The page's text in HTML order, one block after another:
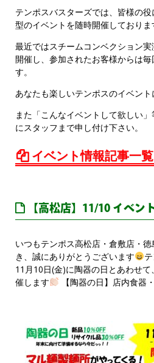
テンポスバスターズでは、皆様の
型のイベントを随時開催しておりま
最近ではスチームコンベクション
開催し、参加されたお客様からは
す。
あなたも楽しいテンポスのイベン
また「こんなイベントして欲しい
にスタッフまで申し付け下さい。
イベント情報記事一覧
【高松店】11/10 イベン
いつもテンポス高松店・倉敷店・
き、誠にありがとうございます
11月10日(金)に陶器の日とあわせ
催します
【陶器の日】店内食器